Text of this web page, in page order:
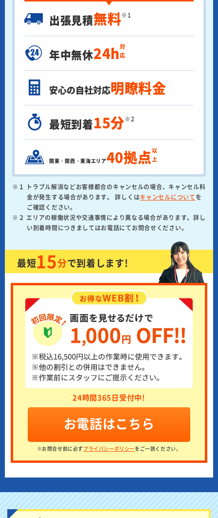
出張見積無料※1
年中無休24h対応
安心の自社対応明瞭料金
最短到着15分※2
関東・関西・東海エリア40拠点以上
※１ トラブル解消などお客様都合のキャンセルの場合、キャンセル料
金が発生する場合があります。 詳しくはキャンセルについてを
ご確認ください。
※２ エリアの稼働状況や交通事情により異なる場合があります。詳し
い到着時間につきましてはお電話にてお問合せください。
最短15分で到着します!
24時間365日受付中!
お電話はこちら
※お問合せ前に必ずプライバシーポリシー をご一読ください。